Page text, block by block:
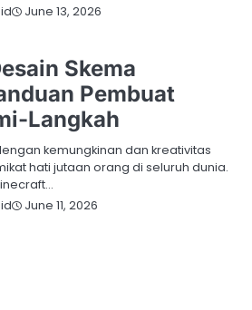
June 13, 2026
Skema
Pembuat
Langkah
kemungkinan dan kreativitas
hati jutaan orang di seluruh dunia.
June 11, 2026